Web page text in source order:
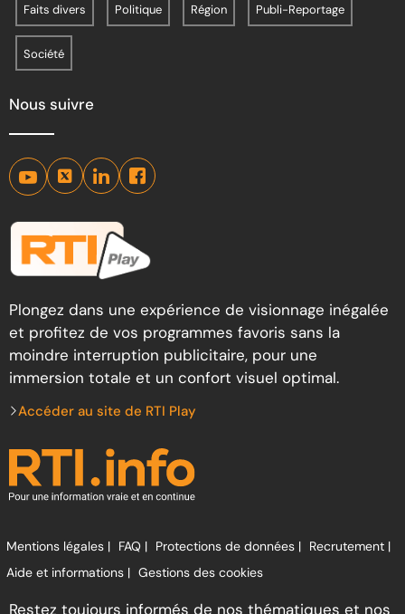
Faits divers Politique Région Publi-Reportage
Société
Nous suivre
Plongez dans une expérience de visionnage inégalée
et profitez de vos programmes favoris sans la
moindre interruption publicitaire, pour une
immersion totale et un confort visuel optimal.
Accéder au site de RTI Play
Mentions légales | FAQ | Protections de données | Recrutement |
Aide et informations | Gestions des cookies
Restez toujours informés de nos thématiques et nos